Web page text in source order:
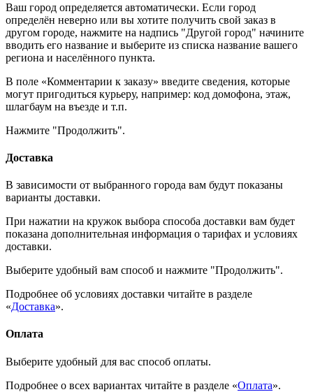
Ваш город определяется автоматически. Если город
определён неверно или вы хотите получить свой заказ в
другом городе, нажмите на надпись "Другой город" начините
вводить его название и выберите из списка название вашего
региона и населённого пункта.
В поле «Комментарии к заказу» введите сведения, которые
могут пригодиться курьеру, например: код домофона, этаж,
шлагбаум на въезде и т.п.
Нажмите "Продолжить".
Доставка
В зависимости от выбранного города вам будут показаны
варианты доставки.
При нажатии на кружок выбора способа доставки вам будет
показана дополнительная информация о тарифах и условиях
доставки.
Выберите удобный вам способ и нажмите "Продолжить".
Подробнее об условиях доставки читайте в разделе
«Доставка».
Оплата
Выберите удобный для вас способ оплаты.
Подробнее о всех вариантах читайте в разделе «Оплата».